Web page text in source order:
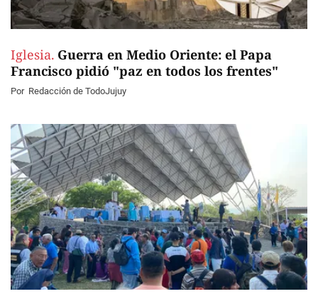
Iglesia. Guerra en Medio Oriente: el Papa
Francisco pidió "paz en todos los frentes"
Por Redacción de TodoJujuy